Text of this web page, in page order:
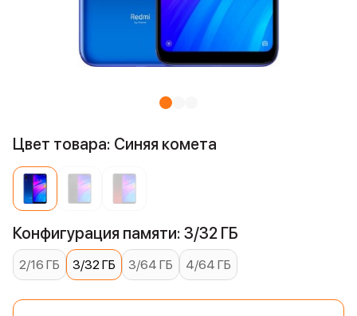
Цвет товара: Синяя комета
Конфигурация памяти: 3/32 ГБ
2/16 ГБ 3/32 ГБ 3/64 ГБ 4/64 ГБ